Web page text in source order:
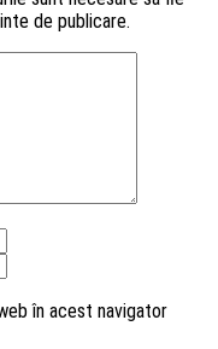
de publicare.
în acest navigator